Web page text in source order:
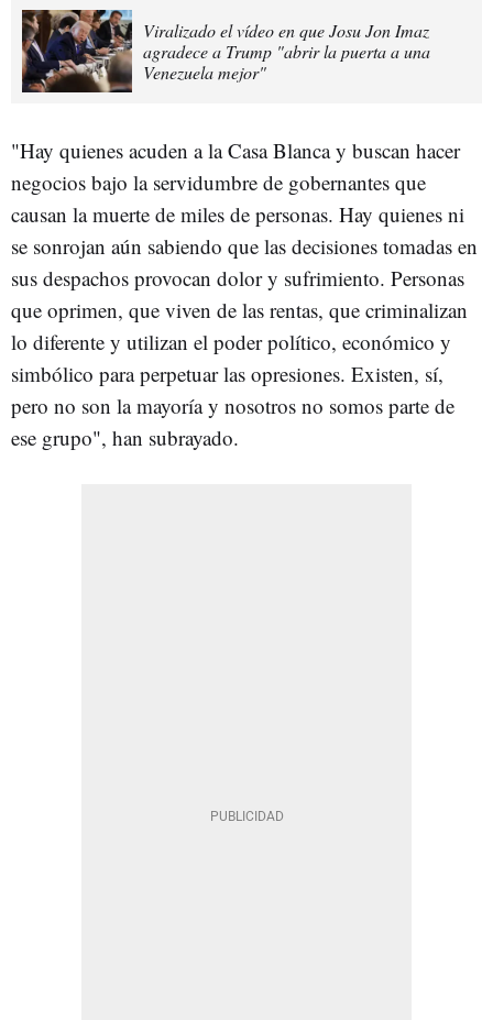
Viralizado el vídeo en que Josu Jon Imaz
agradece a Trump "abrir la puerta a una
Venezuela mejor"
"Hay quienes acuden a la Casa Blanca y buscan hacer
negocios bajo la servidumbre de gobernantes que
causan la muerte de miles de personas. Hay quienes ni
se sonrojan aún sabiendo que las decisiones tomadas en
sus despachos provocan dolor y sufrimiento. Personas
que oprimen, que viven de las rentas, que criminalizan
lo diferente y utilizan el poder político, económico y
simbólico para perpetuar las opresiones. Existen, sí,
pero no son la mayoría y nosotros no somos parte de
ese grupo", han subrayado.